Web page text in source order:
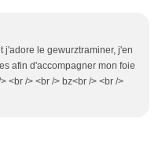
j'adore le gewurztraminer, j'en
afin d'accompagner mon foie
<br /> <br /> bz<br /> <br />